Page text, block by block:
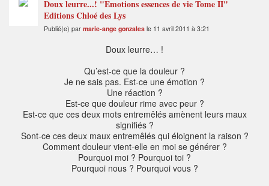
Doux leurre...! "Emotions essences de vie Tome II"
Editions Chloé des Lys
Publié(e) par marie-ange gonzales le 11 avril 2011 à 3:21
Doux leurre… !
Qu’est-ce que la douleur ?
Je ne sais pas. Est-ce une émotion ?
Une réaction ?
Est-ce que douleur rime avec peur ?
Est-ce que ces deux mots entremêlés amènent leurs maux
signifiés ?
Sont-ce ces deux maux entremêlés qui éloignent la raison ?
Comment douleur vient-elle en moi se générer ?
Pourquoi moi ? Pourquoi toi ?
Pourquoi nous ? Pourquoi vous ?